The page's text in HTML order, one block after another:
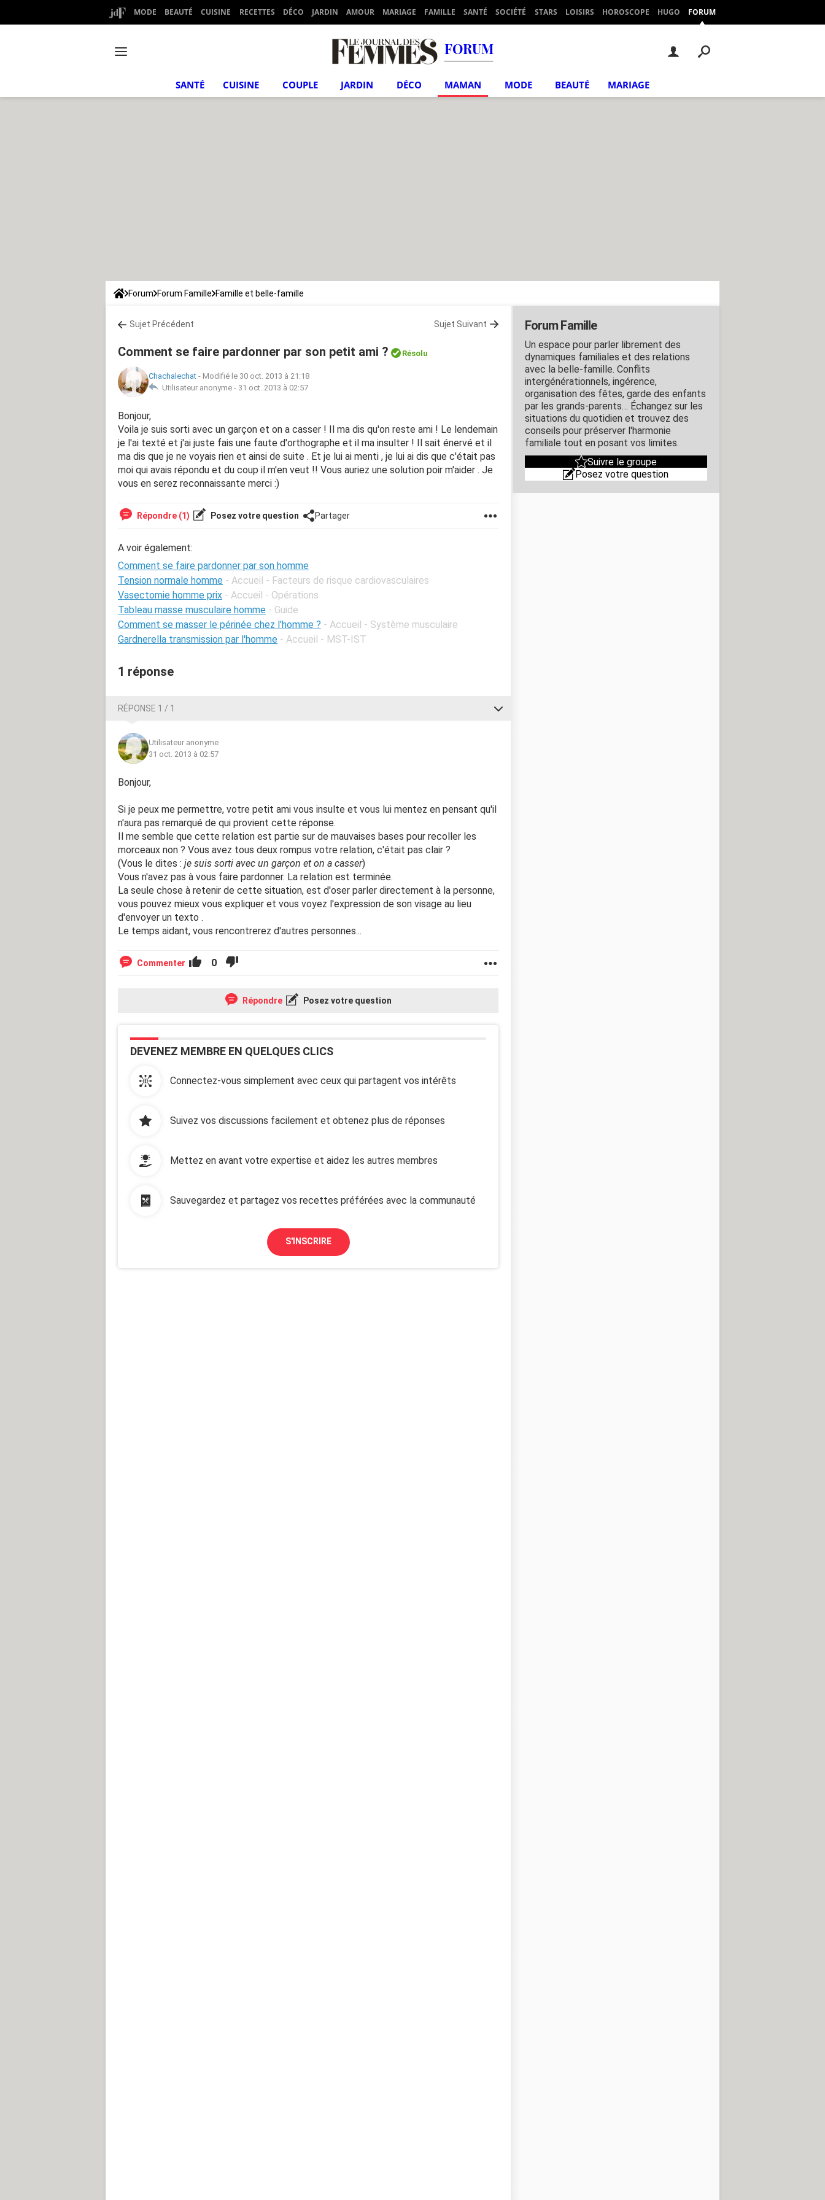
MODE BEAUTÉ CUISINE RECETTES DÉCO JARDIN AMOUR MARIAGE FAMILLE SANTÉ SOCIÉTÉ STARS LOISIRS HOROSCOPE HUGO FORUM
FORUM
SANTÉ CUISINE COUPLE JARDIN DÉCO MAMAN MODE BEAUTÉ MARIAGE
Forum Forum Famille Famille et belle-famille
Sujet Précédent Sujet Suivant
Comment se faire pardonner par son petit ami ? Résolu
Chachalechat - Modifié le 30 oct. 2013 à 21:18
Utilisateur anonyme - 31 oct. 2013 à 02:57
Bonjour,
Voila je suis sorti avec un garçon et on a casser ! Il ma dis qu'on reste ami ! Le lendemain
je l'ai texté et j'ai juste fais une faute d'orthographe et il ma insulter ! Il sait énervé et il
ma dis que je ne voyais rien et ainsi de suite . Et je lui ai menti , je lui ai dis que c'était pas
moi qui avais répondu et du coup il m'en veut !! Vous auriez une solution poir m'aider . Je
vous en serez reconnaissante merci :)
Répondre (1) Posez votre question Partager
A voir également:
Comment se faire pardonner par son homme
Tension normale homme - Accueil - Facteurs de risque cardiovasculaires
Vasectomie homme prix - Accueil - Opérations
Tableau masse musculaire homme - Guide
Comment se masser le périnée chez l'homme ? - Accueil - Système musculaire
Gardnerella transmission par l'homme - Accueil - MST-IST
1 réponse
RÉPONSE 1 / 1
Utilisateur anonyme
31 oct. 2013 à 02:57
Bonjour,
Si je peux me permettre, votre petit ami vous insulte et vous lui mentez en pensant qu'il
n'aura pas remarqué de qui provient cette réponse.
Il me semble que cette relation est partie sur de mauvaises bases pour recoller les
morceaux non ? Vous avez tous deux rompus votre relation, c'était pas clair ?
(Vous le dites : je suis sorti avec un garçon et on a casser)
Vous n'avez pas à vous faire pardonner. La relation est terminée.
La seule chose à retenir de cette situation, est d'oser parler directement à la personne,
vous pouvez mieux vous expliquer et vous voyez l'expression de son visage au lieu
d'envoyer un texto .
Le temps aidant, vous rencontrerez d'autres personnes...
Commenter 0
Répondre Posez votre question
DEVENEZ MEMBRE EN QUELQUES CLICS
Connectez-vous simplement avec ceux qui partagent vos intérêts
Suivez vos discussions facilement et obtenez plus de réponses
Mettez en avant votre expertise et aidez les autres membres
Sauvegardez et partagez vos recettes préférées avec la communauté
S'INSCRIRE
Forum Famille
Un espace pour parler librement des
dynamiques familiales et des relations
avec la belle-famille. Conflits
intergénérationnels, ingérence,
organisation des fêtes, garde des enfants
par les grands-parents… Échangez sur les
situations du quotidien et trouvez des
conseils pour préserver l'harmonie
familiale tout en posant vos limites.
Suivre le groupe
Posez votre question